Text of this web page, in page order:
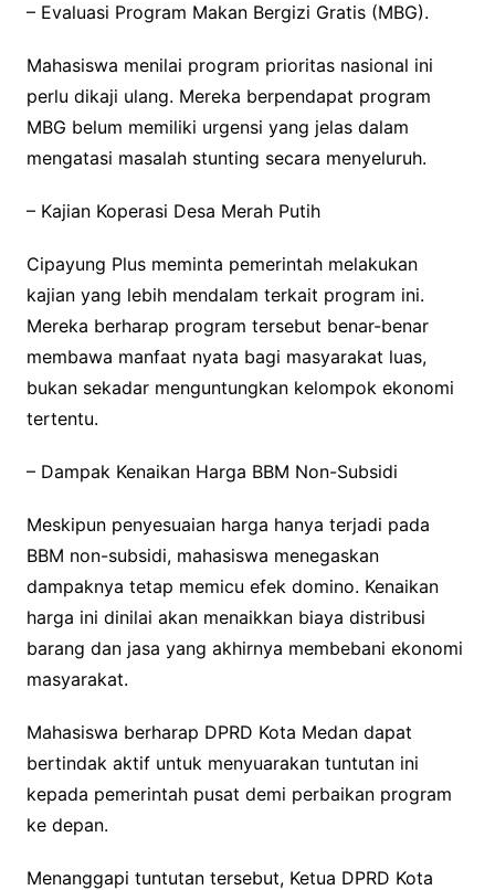
– Evaluasi Program Makan Bergizi Gratis (MBG).
Mahasiswa menilai program prioritas nasional ini
perlu dikaji ulang. Mereka berpendapat program
MBG belum memiliki urgensi yang jelas dalam
mengatasi masalah stunting secara menyeluruh.
– Kajian Koperasi Desa Merah Putih
Cipayung Plus meminta pemerintah melakukan
kajian yang lebih mendalam terkait program ini.
Mereka berharap program tersebut benar-benar
membawa manfaat nyata bagi masyarakat luas,
bukan sekadar menguntungkan kelompok ekonomi
tertentu.
– Dampak Kenaikan Harga BBM Non-Subsidi
Meskipun penyesuaian harga hanya terjadi pada
BBM non-subsidi, mahasiswa menegaskan
dampaknya tetap memicu efek domino. Kenaikan
harga ini dinilai akan menaikkan biaya distribusi
barang dan jasa yang akhirnya membebani ekonomi
masyarakat.
Mahasiswa berharap DPRD Kota Medan dapat
bertindak aktif untuk menyuarakan tuntutan ini
kepada pemerintah pusat demi perbaikan program
ke depan.
Menanggapi tuntutan tersebut, Ketua DPRD Kota